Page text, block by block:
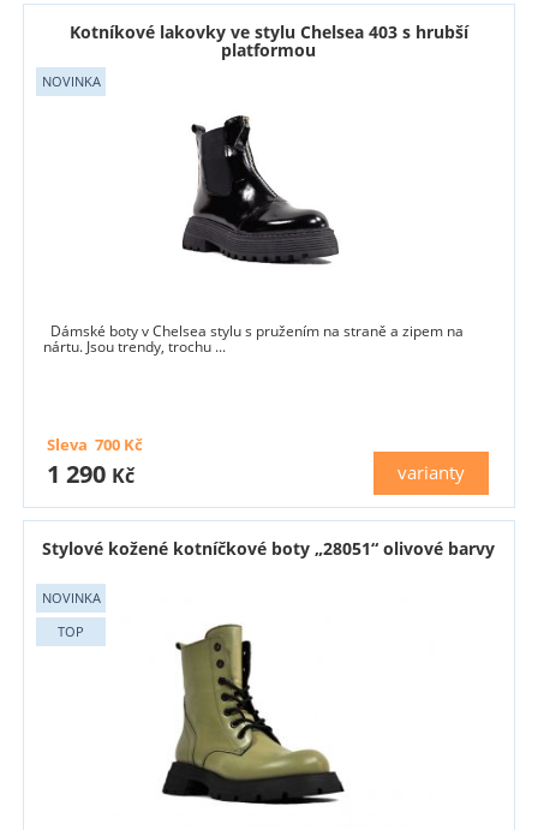
Kotníkové lakovky ve stylu Chelsea 403 s hrubší
platformou
Dámské boty v Chelsea stylu s pružením na straně a zipem na
nártu. Jsou trendy, trochu ...
varianty
1 290 Kč
Sleva 700 Kč
Stylové kožené kotníčkové boty „28051“ olivové barvy